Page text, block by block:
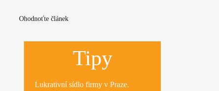
Ohodnoťte článek
Tipy
Lukrativnísídlo firmy v Praze.